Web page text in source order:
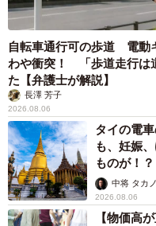
自転車通行可の歩道 電動
わや衝突！ 「歩道走行は
た【弁護士が解説】
長澤 芳子
2026.08.06
タイの電
も、妊娠
ものが！
中将 タカ
2026.08.06
【物価高